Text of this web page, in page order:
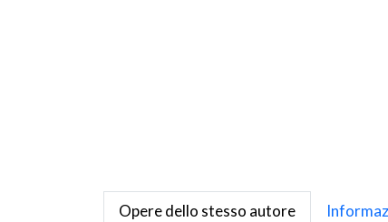
Opere dello stesso autore